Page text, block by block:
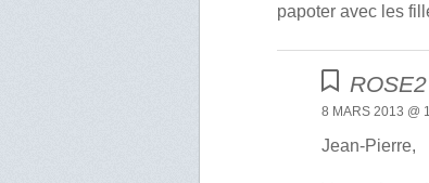
papoter avec les
ROSE2
8 MARS 2013 @
Jean-Pierre,